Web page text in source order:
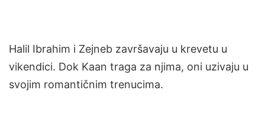
Halil Ibrahim i Zejneb završavaju u krevetu u
vikendici. Dok Kaan traga za njima, oni uzivaju u
svojim romantičnim trenucima.